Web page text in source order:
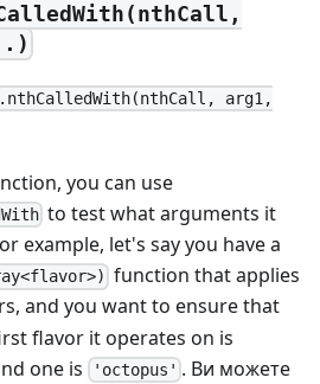
.nthCalledWith(nthCall, arg1,
you can use
to test what arguments it
example, let's say you have a
function that applies
and you want to ensure that
flavor it operates on is
one is 'octopus' . Ви можете